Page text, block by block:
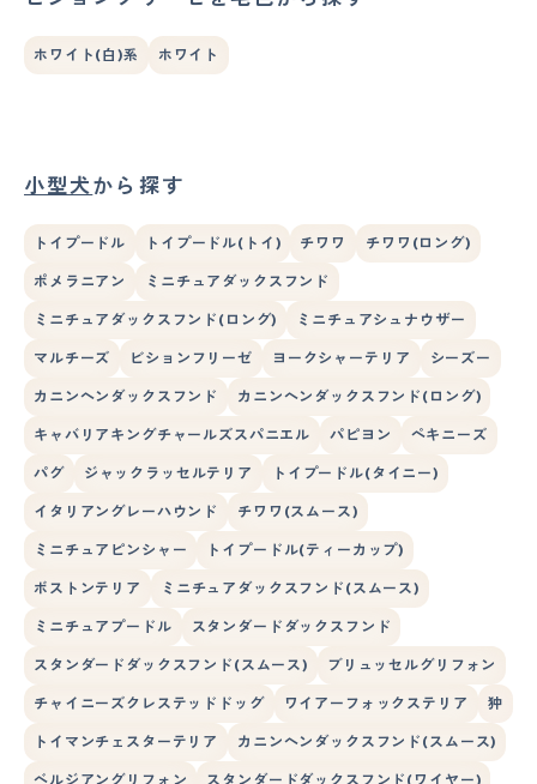
ホワイト(白)系 ホワイト
小型犬から探す
トイプードル トイプードル(トイ) チワワ チワワ(ロング)
ポメラニアン ミニチュアダックスフンド
ミニチュアダックスフンド(ロング) ミニチュアシュナウザー
マルチーズ ビションフリーゼ ヨークシャーテリア シーズー
カニンヘンダックスフンド カニンヘンダックスフンド(ロング)
キャバリアキングチャールズスパニエル パピヨン ペキニーズ
パグ ジャックラッセルテリア トイプードル(タイニー)
イタリアングレーハウンド チワワ(スムース)
ミニチュアピンシャー トイプードル(ティーカップ)
ボストンテリア ミニチュアダックスフンド(スムース)
ミニチュアプードル スタンダードダックスフンド
スタンダードダックスフンド(スムース) ブリュッセルグリフォン
チャイニーズクレステッドドッグ ワイアーフォックステリア 狆
トイマンチェスターテリア カニンヘンダックスフンド(スムース)
ベルジアングリフォン スタンダードダックスフンド(ワイヤー)